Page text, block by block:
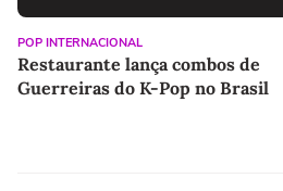
POP INTERNACIONAL
Restaurante lança combos de
Guerreiras do K-Pop no Brasil